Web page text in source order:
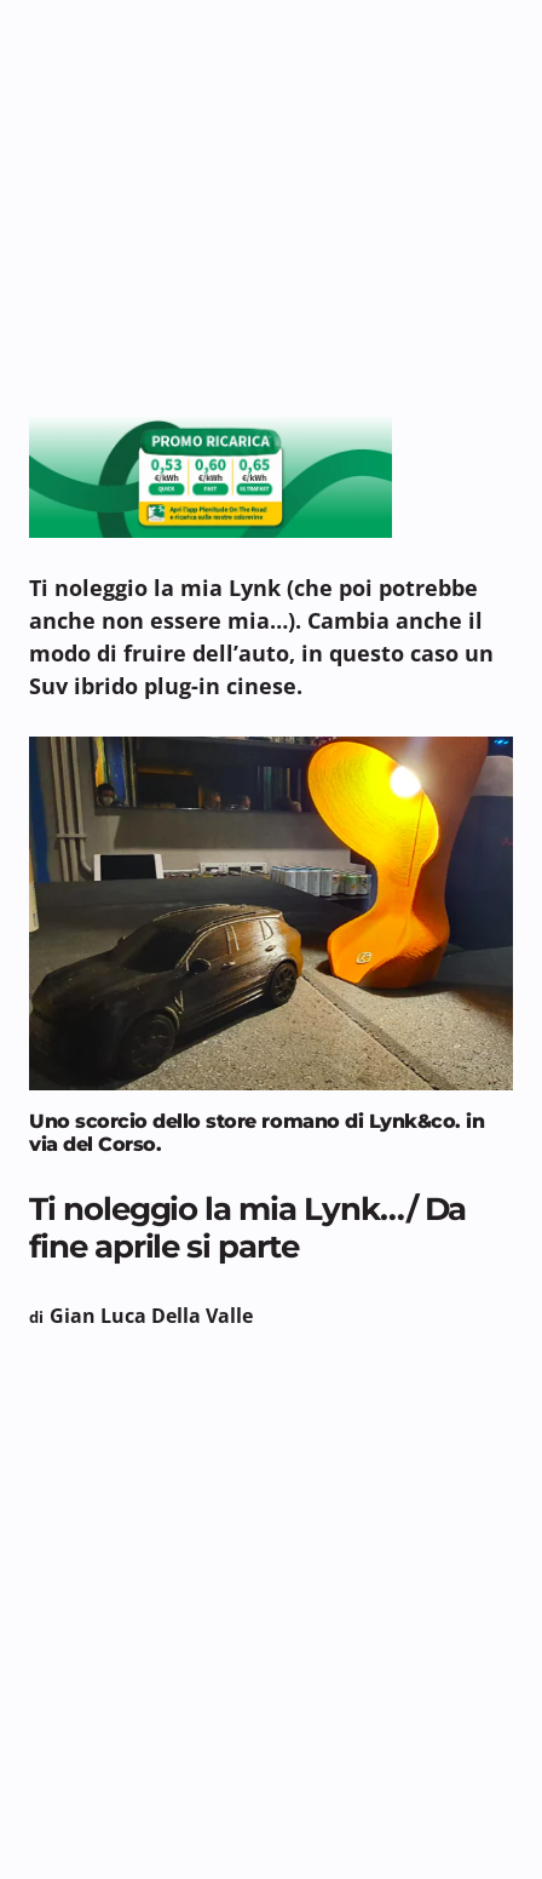
Ti noleggio la mia Lynk (che poi potrebbe
anche non essere mia…). Cambia anche il
modo di fruire dell’auto, in questo caso un
Suv ibrido plug-in cinese.
Uno scorcio dello store romano di Lynk&co. in
via del Corso.
Ti noleggio la mia Lynk…/ Da
fine aprile si parte
di Gian Luca Della Valle